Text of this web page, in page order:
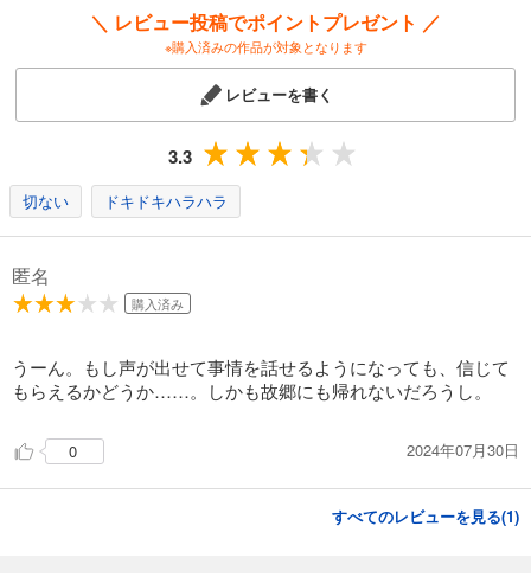
あらすじを表示する
えろ◆めるへん 人魚姫 第13巻
円 (税込)
あらすじを表示する
えろ◆めるへん 人魚姫 第14巻
完結
あらすじを表示する
えろ◆めるへん 人魚姫 第15巻
カート
試し読み
＼ レビュー投稿でポイントプレゼント ／
※購入済みの作品が対象となります
レビューを書く
3.3
切ない ドキドキハラハラ
匿名
購入済み
うーん。もし声が出せて事情を話せるようになっても、信じて
もらえるかどうか……。しかも故郷にも帰れないだろうし。
0 2024年07月30日
すべてのレビューを見る(1)